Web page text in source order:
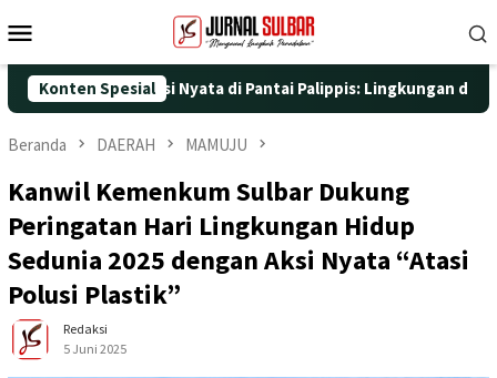
ke
Mobile
Konten Spesial
dengan Aksi Nyata di Pantai Palippis: Lingkungan dan
Beranda DAERAH MAMUJU
Kanwil Kemenkum Sulbar Dukung
Peringatan Hari Lingkungan Hidup
Sedunia 2025 dengan Aksi Nyata “Atasi
Polusi Plastik”
Redaksi
5 Juni 2025